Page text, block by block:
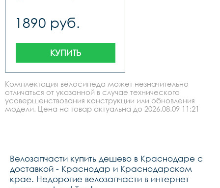
1890 руб.
КУПИТЬ
Комплектация велосипеда может незначительно
отличаться от указанной в случае технического
усовершенствования конструкции или обновления
модели. Цена на товар актуальна до 2026.08.09 11:21
Велозапчасти купить дешево в Краснодаре с
доставкой - Краснодар и Краснодарском
крае. Недорогие велозапчасти в интернет